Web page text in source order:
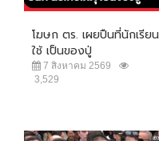
โฆษก ตร. เผยปืนที่นักเรียน
ใช้ เป็นของปู่
7 สิงหาคม 2569
3,529